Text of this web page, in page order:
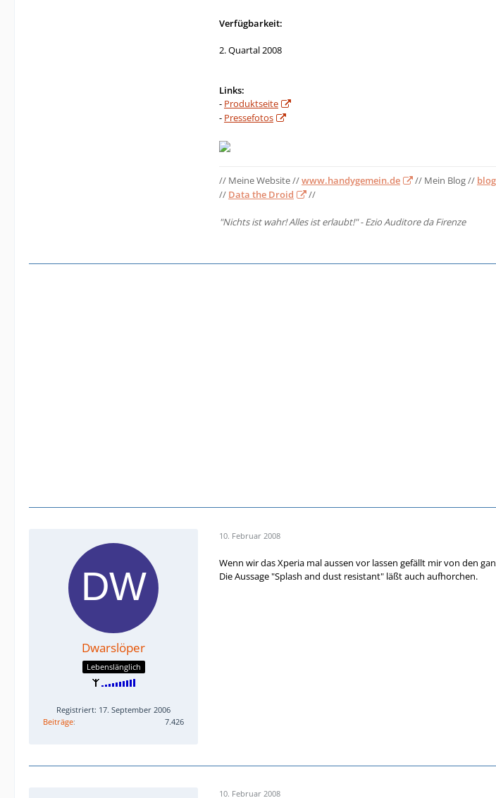
Verfügbarkeit:
2. Quartal 2008
Links:
- Produktseite
- Pressefotos
// Meine Website //www.handygemein.de // Mein Blog //
// Data the Droid //
"Nichts ist wahr! Alles ist erlaubt!" - Ezio Auditore da Firenze
Dwarslöper
Lebenslänglich
Registriert: 17. September 2006
Beiträge
7.426
10. Februar 2008
Wenn wir das Xperia mal aussen vor lassen gefällt mir von den
Die Aussage "Splash and dust resistant" läßt auch aufhorchen.
10. Februar 2008